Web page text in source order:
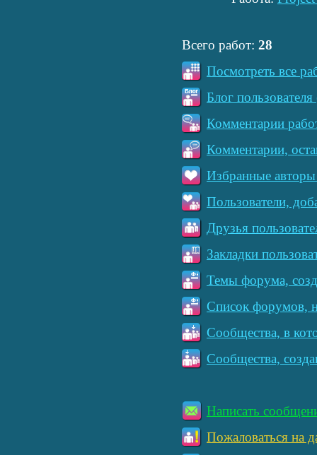
Всего работ: 28
Посмотреть все
Блог
Комментарии
Комментарии,
Избранные авторы
Пользователи,
Друзья
Закладки
Темы форума,
Список форумов,
Сообщества, в
Сообщества,
Написать
Пожаловаться на